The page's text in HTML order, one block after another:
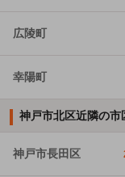
広陵町
幸陽町
神戸市北区近隣の市
神戸市長田区